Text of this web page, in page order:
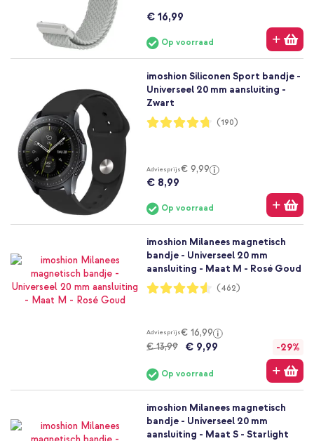
€ 16,99
Op voorraad
imoshion Siliconen Sport bandje -
Universeel 20 mm aansluiting -
Zwart
Waardering:
94%
(190)
Adviesprijs€ 9,99
€ 8,99
Op voorraad
imoshion Milanees magnetisch
bandje - Universeel 20 mm
aansluiting - Maat M - Rosé Goud
Waardering:
91%
(462)
Adviesprijs€ 16,99
€ 13,99
€ 9,99 -29%
Op voorraad
imoshion Milanees magnetisch
bandje - Universeel 20 mm
aansluiting - Maat S - Starlight